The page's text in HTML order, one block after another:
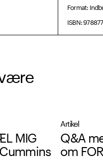
Format:
ISBN:
MIG
Artikel
Q&A
om